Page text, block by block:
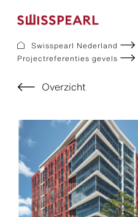
Bedrijf
Services
Inspiratie
Gevel
Bouw
Downloads
Swisspearl Nederland
Projectreferenties gevels
Overzicht